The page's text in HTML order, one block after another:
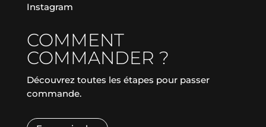
Instagram
COMMENT
COMMANDER ?
Découvrez toutes les étapes pour passer
commande.